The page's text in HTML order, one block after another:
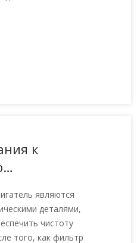
к
натяжителя
являются
деталями,
чистоту
того, как фильтр